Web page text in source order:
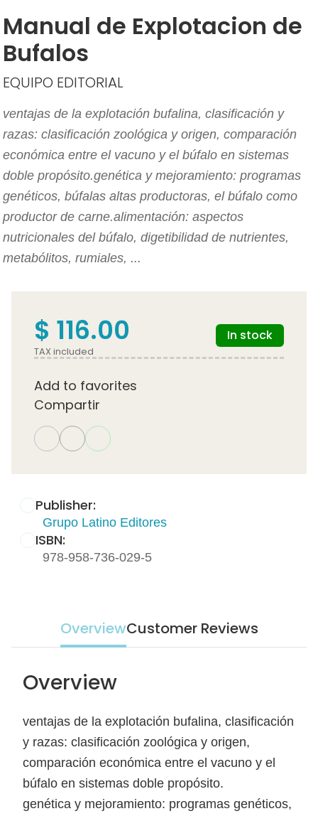
Manual de Explotacion de
Bufalos
EQUIPO EDITORIAL
ventajas de la explotación bufalina, clasificación y
razas: clasificación zoológica y origen, comparación
económica entre el vacuno y el búfalo en sistemas
doble propósito.genética y mejoramiento: programas
genéticos, búfalas altas productoras, el búfalo como
productor de carne.alimentación: aspectos
nutricionales del búfalo, digetibilidad de nutrientes,
metabólitos, rumiales, ...
Publisher:
Grupo Latino Editores
ISBN:
978-958-736-029-5
$ 116.00
TAX included
In stock
Add to favorites
Compartir
OverviewCustomer Reviews
Overview
ventajas de la explotación bufalina, clasificación
y razas: clasificación zoológica y origen,
comparación económica entre el vacuno y el
búfalo en sistemas doble propósito.
genética y mejoramiento: programas genéticos,